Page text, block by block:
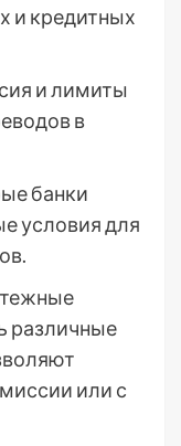
и кредитных
и лимиты
в
банки
условия для
различные
или с